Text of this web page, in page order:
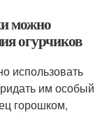
можно
огурчиков
использовать
им особый
горошком,